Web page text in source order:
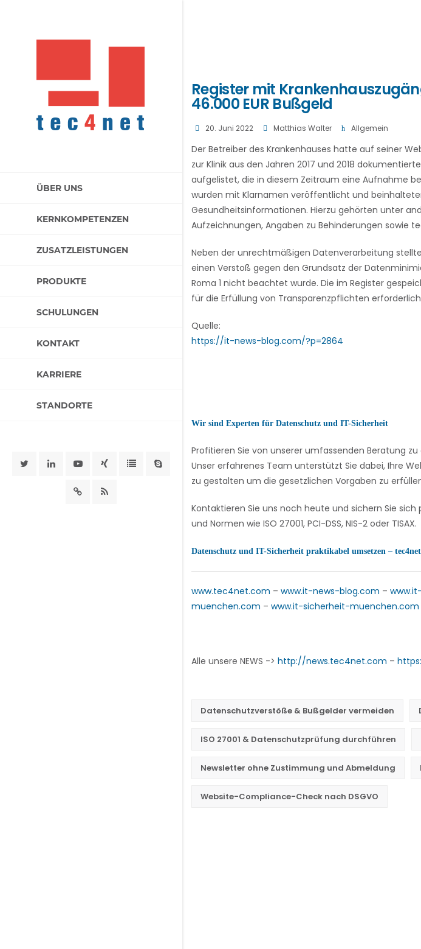
ÜBER UNS
KERNKOMPETENZEN
ZUSATZLEISTUNGEN
PRODUKTE
SCHULUNGEN
KONTAKT
KARRIERE
STANDORTE
Register mit
46.000 EUR Bußgeld
20. Juni 2022 Matthias Walter Allgemein
Der Betreiber des Krankenhauses hatte auf seiner
zur Klinik aus den Jahren 2017 und 2018
aufgelistet, die in diesem Zeitraum eine Aufnahme
wurden mit Klarnamen veröffentlicht und
Gesundheitsinformationen. Hierzu gehörten unter
Aufzeichnungen, Angaben zu Behinderungen sowie
Neben der unrechtmäßigen Datenverarbeitung
einen Verstoß gegen den Grundsatz der
Roma 1 nicht beachtet wurde. Die im Register
für die Erfüllung von Transparenzpflichten
Quelle:
https://it-news-blog.com/?p=2864
Wir sind Experten für Datenschutz und IT-Sicherheit
Profitieren Sie von unserer umfassenden Beratung
Unser erfahrenes Team unterstützt Sie dabei, Ihre
zu gestalten um die gesetzlichen Vorgaben zu
Kontaktieren Sie uns noch heute und sichern Sie sich
und Normen wie ISO 27001, PCI-DSS, NIS-2 oder TISAX.
Datenschutz und IT-Sicherheit praktikabel umsetzen –
www.tec4net.com – www.it-news-blog.com –
muenchen.com – www.it-sicherheit-muenchen.com
Alle unsere NEWS -> http://news.tec4net.com –
Datenschutzverstöße & Bußgelder vermeiden
ISO 27001 & Datenschutzprüfung durchführen
Newsletter ohne Zustimmung und Abmeldung
Website-Compliance-Check nach DSGVO